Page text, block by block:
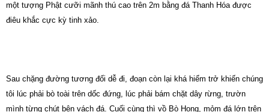
một tượng Phật cưỡi mãnh thú cao trên 2m bằng đá Thanh Hóa được
điêu khắc cực kỳ tinh xảo.
Sau chặng đường tương đối dễ đi, đoạn còn lại khá hiểm trở khiến chúng
tôi lúc phải bò toài trên dốc đứng, lúc phải bám chặt dây rừng, trườn
mình từng chút bên vách đá. Cuối cùng thì vồ Bò Hong, mỏm đá lớn trên